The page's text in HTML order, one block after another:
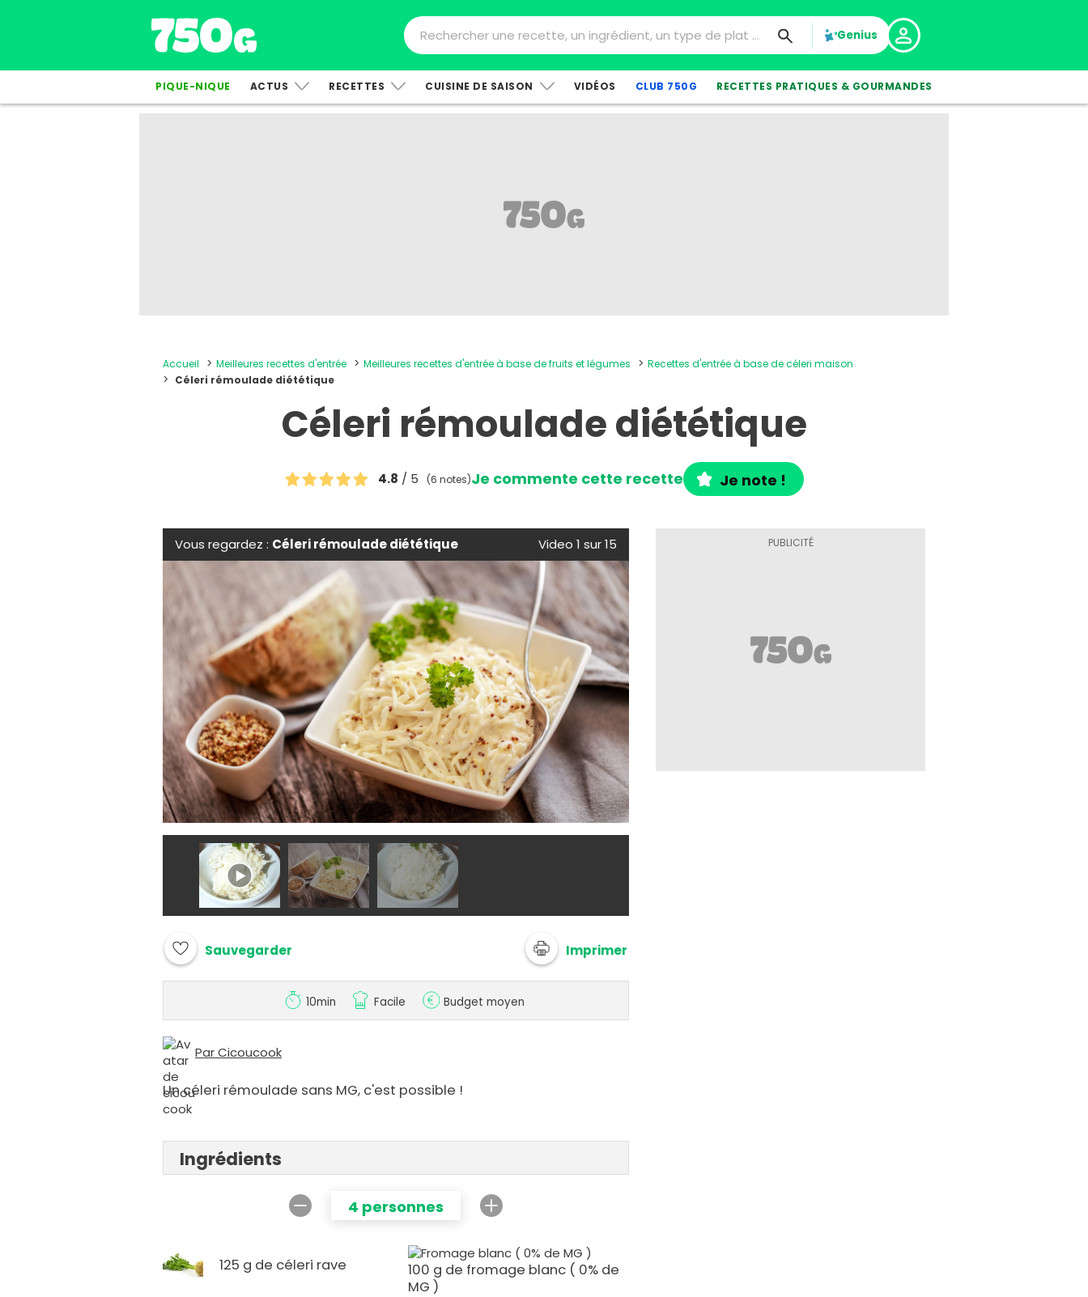
Genius
PIQUE-NIQUE ACTUS RECETTES CUISINE DE SAISON VIDÉOS CLUB 750G RECETTES PRATIQUES & GOURMANDES
Accueil Meilleures recettes d'entrée Meilleures recettes d'entrée à base de fruits et légumes
Recettes d'entrée à base de céleri maison
Céleri rémoulade diététique
Céleri rémoulade diététique
4.8 / 5 (6 notes)Je commente cette recette Je note !
Vous regardez : Céleri rémoulade diététique Video 1 sur 15
Sauvegarder Imprimer
10min Facile Budget moyen
Par Cicoucook
Un céleri rémoulade sans MG, c'est possible !
Ingrédients
4 personnes
125 g de céleri rave
100 g de fromage blanc ( 0% de
MG )